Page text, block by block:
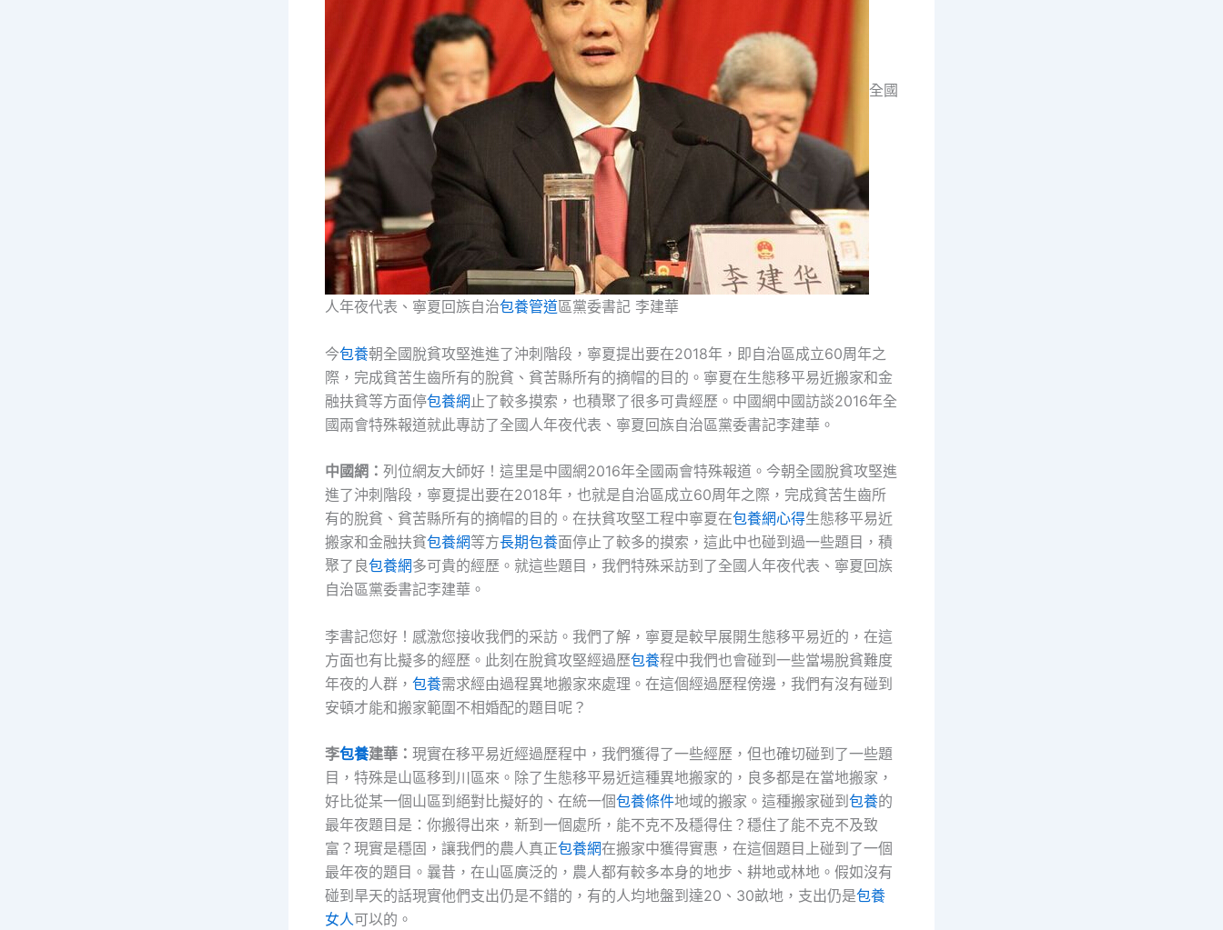
全國
人年夜代表、寧夏回族自治包養管道區黨委書記 李建華
今包養朝全國脫貧攻堅進進了沖刺階段，寧夏提出要在2018年，即自治區成立60周年之
際，完成貧苦生齒所有的脫貧、貧苦縣所有的摘帽的目的。寧夏在生態移平易近搬家和金
融扶貧等方面停包養網 止了較多摸索，也積聚了很多可貴經歷。中國網中國訪談2016年全
國兩會特殊報道就此專訪了全國人年夜代表、寧夏回族自治區黨委書記李建華。
中國網： 列位網友大師好！這里是中國網2016年全國兩會特殊報道。今朝全國脫貧攻堅進
進了沖刺階段，寧夏提出要在2018年，也就是自治區成立60周年之際，完成貧苦生齒所
有的脫貧、貧苦縣所有的摘帽的目的。在扶貧攻堅工程中寧夏在包養網心得生態移平易近
搬家和金融扶貧包養網等方長期包養面停止了較多的摸索，這此中也碰到過一些題目，積
聚了良包養網多可貴的經歷。就這些題目，我們特殊采訪到了全國人年夜代表、寧夏回族
自治區黨委書記李建華。
李書記您好！感激您接收我們的采訪。我們了解，寧夏是較早展開生態移平易近的，在這
方面也有比擬多的經歷。此刻在脫貧攻堅經過歷包養程中我們也會碰到一些當場脫貧難度
年夜的人群， 包養需求經由過程異地搬家來處理。在這個經過歷程傍邊，我們有沒有碰到
安頓才能和搬家範圍不相婚配的題目呢？
李包養建華： 現實在移平易近經過歷程中，我們獲得了一些經歷，但也確切碰到了一些題
目，特殊是山區移到川區來。除了生態移平易近這種異地搬家的，良多都是在當地搬家，
好比從某一個山區到絕對比擬好的、在統一個包養條件地域的搬家。這種搬家碰到 包養的
最年夜題目是：你搬得出來，新到一個處所，能不克不及穩得住？穩住了能不克不及致
富？現實是穩固，讓我們的農人真正包養網在搬家中獲得實惠，在這個題目上碰到了一個
最年夜的題目。曩昔，在山區廣泛的，農人都有較多本身的地步、耕地或林地。假如沒有
碰到旱天的話現實他們支出仍是不錯的，有的人均地盤到達20、30畝地，支出仍是包養
女人可以的。